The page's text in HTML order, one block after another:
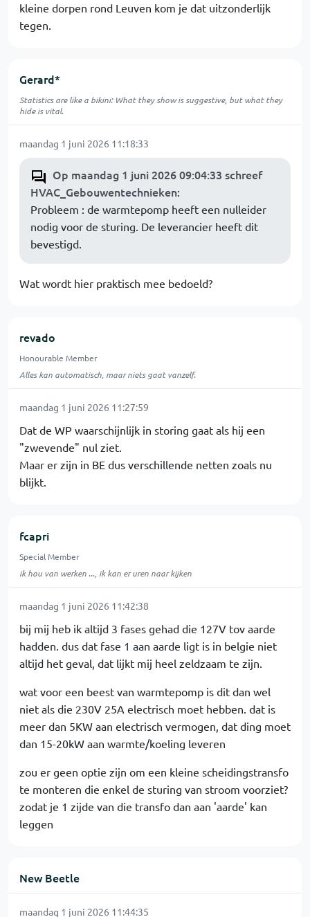
kleine dorpen rond Leuven kom je dat uitzonderlijk
tegen.
Gerard*
Statistics are like a bikini: What they show is suggestive, but what they
hide is vital.
maandag 1 juni 2026 11:18:33
Op maandag 1 juni 2026 09:04:33 schreef
HVAC_Gebouwentechnieken:
Probleem : de warmtepomp heeft een nulleider
nodig voor de sturing. De leverancier heeft dit
bevestigd.
Wat wordt hier praktisch mee bedoeld?
revado
Honourable Member
Alles kan automatisch, maar niets gaat vanzelf.
maandag 1 juni 2026 11:27:59
Dat de WP waarschijnlijk in storing gaat als hij een
"zwevende" nul ziet.
Maar er zijn in BE dus verschillende netten zoals nu
blijkt.
fcapri
Special Member
ik hou van werken ..., ik kan er uren naar kijken
maandag 1 juni 2026 11:42:38
bij mij heb ik altijd 3 fases gehad die 127V tov aarde
hadden. dus dat fase 1 aan aarde ligt is in belgie niet
altijd het geval, dat lijkt mij heel zeldzaam te zijn.
wat voor een beest van warmtepomp is dit dan wel
niet als die 230V 25A electrisch moet hebben. dat is
meer dan 5KW aan electrisch vermogen, dat ding moet
dan 15-20kW aan warmte/koeling leveren
zou er geen optie zijn om een kleine scheidingstransfo
te monteren die enkel de sturing van stroom voorziet?
zodat je 1 zijde van die transfo dan aan 'aarde' kan
leggen
New Beetle
maandag 1 juni 2026 11:44:35